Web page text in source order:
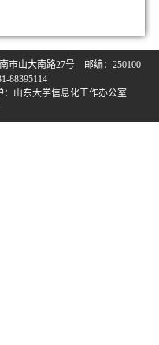
市山大南路27号 邮编：250100
88395114
：山东大学信息化工作办公室